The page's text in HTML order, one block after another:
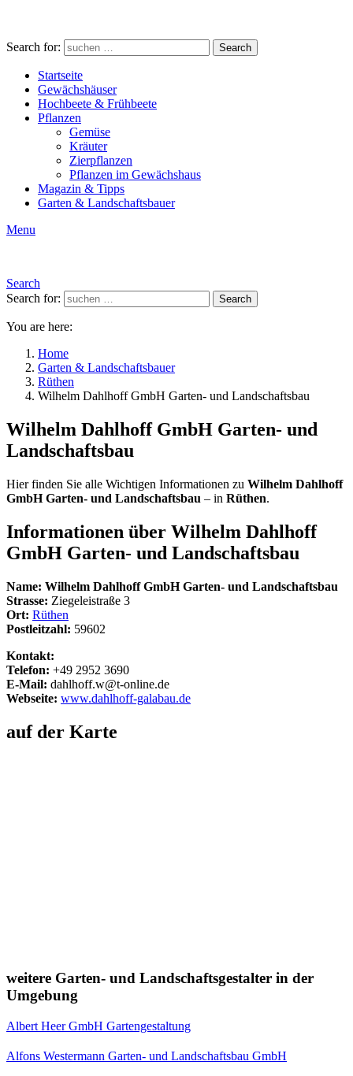
Search for: Search
Startseite
Gewächshäuser
Hochbeete & Frühbeete
Pflanzen
Gemüse
Kräuter
Zierpflanzen
Pflanzen im Gewächshaus
Magazin & Tipps
Garten & Landschaftsbauer
Menu
Search
Search for:
Search
You are here:
Home
Garten & Landschaftsbauer
Rüthen
Wilhelm Dahlhoff GmbH Garten- und Landschaftsbau
Wilhelm Dahlhoff GmbH Garten- und
Landschaftsbau
Hier finden Sie alle Wichtigen Informationen zu Wilhelm Dahlhoff
GmbH Garten- und Landschaftsbau – in Rüthen.
Informationen über Wilhelm Dahlhoff
GmbH Garten- und Landschaftsbau
Name: Wilhelm Dahlhoff GmbH Garten- und Landschaftsbau
Strasse: Ziegeleistraße 3
Ort: Rüthen
Postleitzahl: 59602
Kontakt:
Telefon: +49 2952 3690
E-Mail: dahlhoff.w@t-online.de
Webseite: www.dahlhoff-galabau.de
auf der Karte
weitere Garten- und Landschaftsgestalter in der
Umgebung
Albert Heer GmbH Gartengestaltung
Alfons Westermann Garten- und Landschaftsbau GmbH